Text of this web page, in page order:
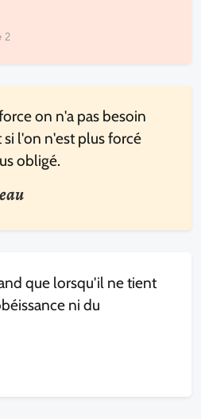
2
on n'a pas besoin
l'on n'est plus forcé
obligé.
que lorsqu'il ne tient
ni du